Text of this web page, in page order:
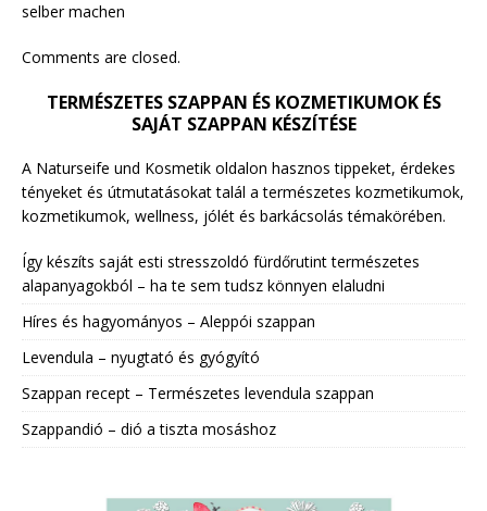
selber machen
Comments are closed.
TERMÉSZETES SZAPPAN ÉS KOZMETIKUMOK ÉS
SAJÁT SZAPPAN KÉSZÍTÉSE
A Naturseife und Kosmetik oldalon hasznos tippeket, érdekes
tényeket és útmutatásokat talál a természetes kozmetikumok,
kozmetikumok, wellness, jólét és barkácsolás témakörében.
Így készíts saját esti stresszoldó fürdőrutint természetes
alapanyagokból – ha te sem tudsz könnyen elaludni
Híres és hagyományos – Aleppói szappan
Levendula – nyugtató és gyógyító
Szappan recept – Természetes levendula szappan
Szappandió – dió a tiszta mosáshoz